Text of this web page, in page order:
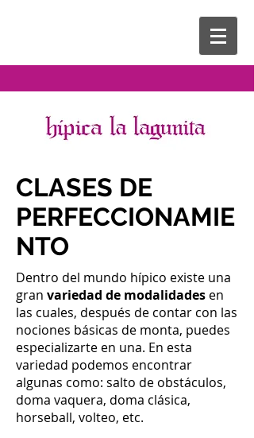
CLASES DE
PERFECCIONAMIE
NTO
Dentro del mundo hípico existe una
gran variedad de modalidades en
las cuales, después de contar con las
nociones básicas de monta, puedes
especializarte en una. En esta
variedad podemos encontrar
algunas como: salto de obstáculos,
doma vaquera, doma clásica,
horseball, volteo, etc.